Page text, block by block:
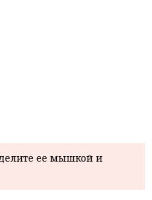
ее мышкой и